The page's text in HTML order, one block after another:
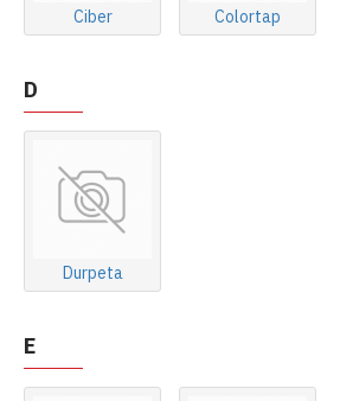
Ciber Colortap
D
Durpeta
E